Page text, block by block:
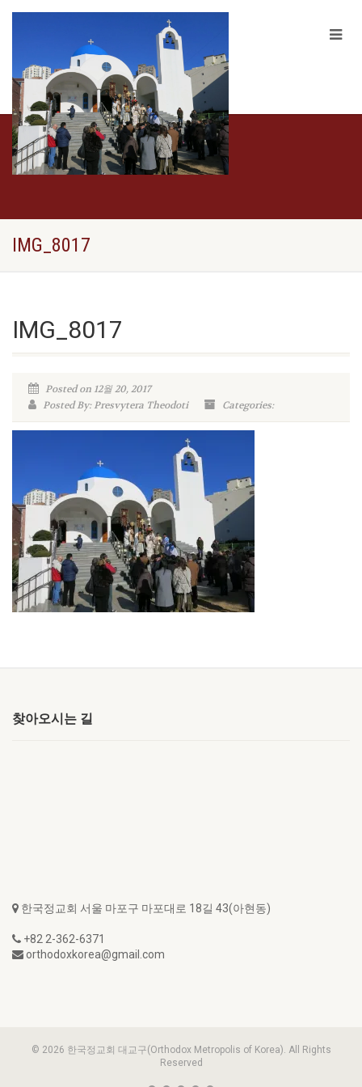
IMG_8017
IMG_8017
Posted on 12월 20, 2017
Posted By: Presvytera Theodoti
Categories:
찾아오시는 길
한국정교회 서울 마포구 마포대로 18길 43(아현동)
+82 2-362-6371
orthodoxkorea@gmail.com
© 2026 한국정교회 대교구(Orthodox Metropolis of Korea). All Rights
Reserved